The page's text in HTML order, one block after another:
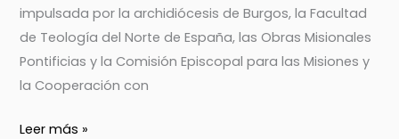
impulsada por la archidiócesis de Burgos, la Facultad
de Teología del Norte de España, las Obras Misionales
Pontificias y la Comisión Episcopal para las Misiones y
la Cooperación con
Leer más »